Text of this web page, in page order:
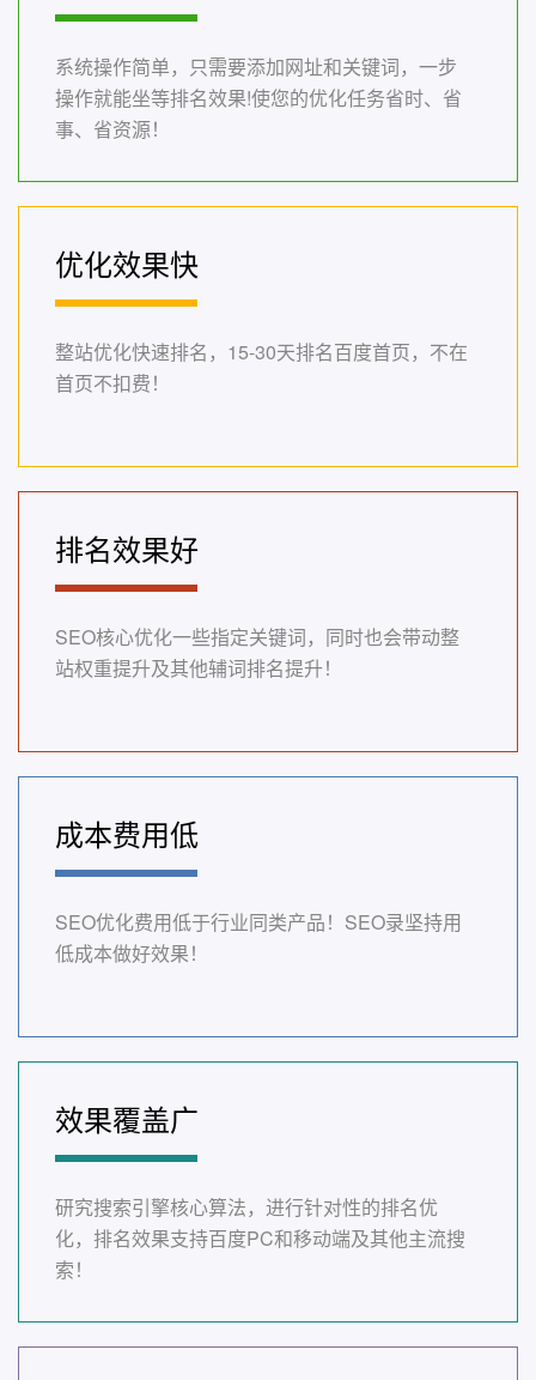
系统操作简单，只需要添加网址和关键词，一步
操作就能坐等排名效果!使您的优化任务省时、省
事、省资源！
优化效果快
整站优化快速排名，15-30天排名百度首页，不在
首页不扣费！
排名效果好
SEO核心优化一些指定关键词，同时也会带动整
站权重提升及其他辅词排名提升！
成本费用低
SEO优化费用低于行业同类产品！SEO录坚持用
低成本做好效果！
效果覆盖广
研究搜索引擎核心算法，进行针对性的排名优
化，排名效果支持百度PC和移动端及其他主流搜
索！